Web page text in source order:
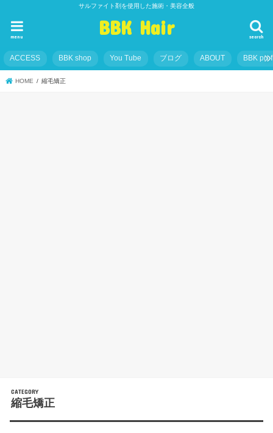
サルファイト剤を使用した施術・美容全般
BBK Hair search
menu
ACCESS BBK shop You Tube ブログ ABOUT BBK
HOME 縮毛矯正
縮毛矯正